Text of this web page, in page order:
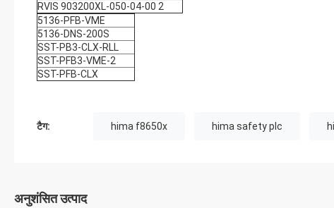
RVIS 903200XL-050-04-00 2
5136-PFB-VME
5136-DNS-200S
SST-PB3-CLX-RLL
SST-PFB3-VME-2
SST-PFB-CLX
टैग: hima f8650x hima safety plc
अनुशंसित उत्पाद